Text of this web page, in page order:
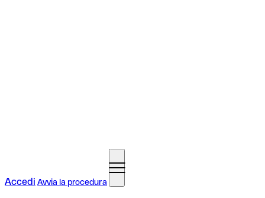
Accedi Avvia la procedura